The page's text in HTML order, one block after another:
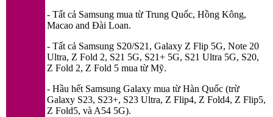
- Tất cả Samsung mua từ Trung Quốc, Hồng Kông,
Macao and Đài Loan.
- Tất cả Samsung S20/S21, Galaxy Z Flip 5G, Note 20
Ultra, Z Fold 2, S21 5G, S21+ 5G, S21 Ultra 5G, S20,
Z Fold 2, Z Fold 5 mua từ Mỹ.
- Hầu hết Samsung Galaxy mua từ Hàn Quốc (trừ
Galaxy S23, S23+, S23 Ultra, Z Flip4, Z Fold4, Z Flip5,
Z Fold5, và A54 5G).